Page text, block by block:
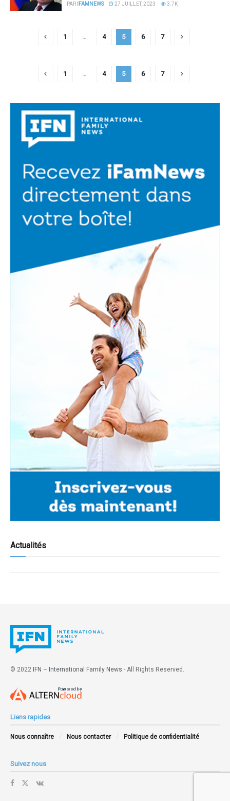
PAR IFAMNEWS 27 JUILLET, 2023 3.7K
1 … 4 5 6 7
1 … 4 5 6 7
Actualités
© 2022 IFN – International Family News - All Rights Reserved.
Liens rapides
Nous connaître Nous contacter Politique de confidentialité
Suivez nous